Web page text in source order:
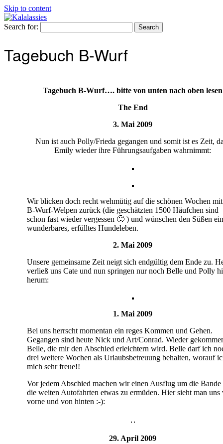
Skip to content
Search for:
Tagebuch B-Wurf
Tagebuch B-Wurf…. bitte von unten nach oben
The End
3. Mai 2009
Nun ist auch Polly/Frieda gegangen und somit ist es Zeit,
Emily wieder ihre Führungsaufgaben wahrnimmt:
Wir blicken doch recht wehmütig auf die schönen Wochen
B-Wurf-Welpen zurück (die geschätzten 1500 Häufchen sind
schon fast wieder vergessen 🙂 ) und wünschen den Süßen ein
wunderbares, erfülltes Hundeleben.
2. Mai 2009
Unsere gemeinsame Zeit neigt sich endgültig dem Ende zu.
verließ uns Cate und nun springen nur noch Belle und Polly
herum:
1. Mai 2009
Bei uns herrscht momentan ein reges Kommen und Gehen.
Gegangen sind heute Nick und Art/Conrad. Wieder
Belle, die mir den Abschied erleichtern wird. Belle darf ich
drei weitere Wochen als Urlaubsbetreuung behalten, worauf
mich sehr freue!!
Vor jedem Abschied machen wir einen Ausflug um die
die weiten Autofahrten etwas zu ermüden. Hier sieht man uns
vorne und von hinten :-):
29. April 2009